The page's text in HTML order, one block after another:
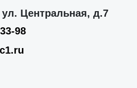
ул. Центральная, д.7
98